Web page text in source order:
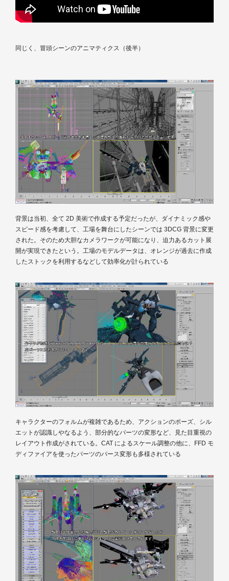
同じく、冒頭シーンのアニマティクス（後半）
背景は当初、全て 2D 美術で作成する予定だったが、ダイナミック感や
スピード感を考慮して、工場を舞台にしたシーンでは 3DCG 背景に変更
された。そのため大胆なカメラワークが可能になり、迫力あるカット展
開が実現できたという。工場のモデルデータは、オレンジが過去に作成
したストックを利用するなどして効率化が計られている
キャラクターのフォルムが複雑であるため、アクションのポーズ、シル
エットが認識しやなるよう、部分的なパーツの変形など、見た目重視の
レイアウト作成がされている。CAT によるスケール調整の他に、FFD モ
ディファイアを使ったパーツのパース変形も多様されている